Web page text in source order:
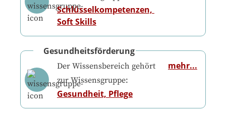
Schlüsselkompetenzen,
Soft Skills
Gesundheitsförderung
Der Wissensbereich gehört
zur Wissensgruppe:
Gesundheit, Pflege
mehr...